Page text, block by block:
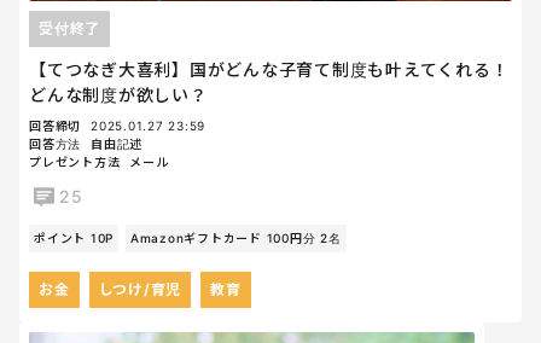
【てつなぎ大喜利】国がどんな子育て制度も叶えてくれる！
どんな制度が欲しい？
受付終了
回答締切
2025.01.27 23:59
回答方法
自由記述
プレゼント方法
メール
25
ポイント 10P Amazonギフトカード 100円分 2名
お金 しつけ/育児 教育